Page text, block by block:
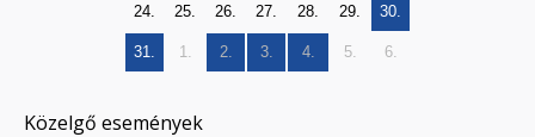
24. 25. 26. 27. 28. 29. 30.
31. 1. 2. 3. 4. 5. 6.
Közelgő események